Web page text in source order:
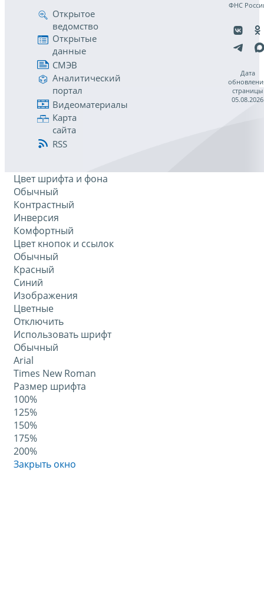
Открытое
ведомство
Открытые
данные
СМЭВ
Аналитический
портал
Видеоматериалы
Карта
сайта
RSS
ФНС
Дата
страницы
05.08.2026
Цвет шрифта и фона
Обычный
Контрастный
Инверсия
Комфортный
Цвет кнопок и ссылок
Обычный
Красный
Синий
Изображения
Цветные
Отключить
Использовать шрифт
Обычный
Arial
Times New Roman
Размер шрифта
100%
125%
150%
175%
200%
Закрыть окно